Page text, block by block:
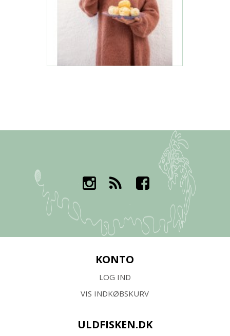
KONTO
LOG IND
VIS INDKØBSKURV
ULDFISKEN.DK